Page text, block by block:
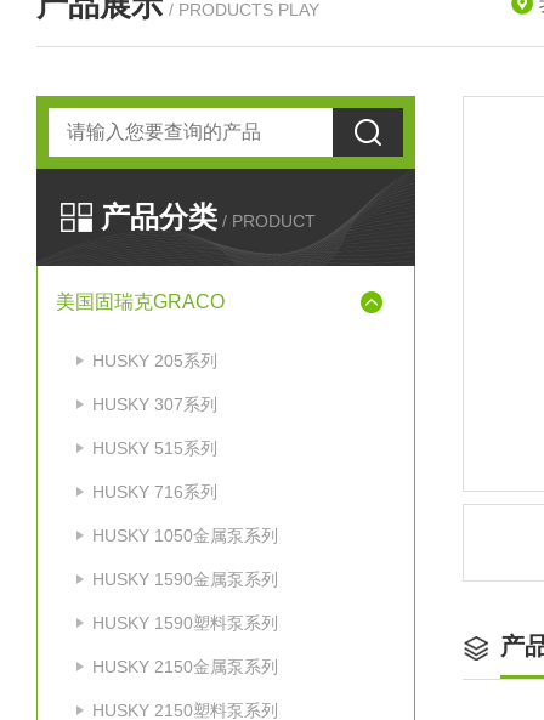
/ PRODUCTS PLAY
产品分类 / PRODUCT
美国固瑞克GRACO
HUSKY 205系列
HUSKY 307系列
HUSKY 515系列
HUSKY 716系列
HUSKY 1050金属泵系列
HUSKY 1590金属泵系列
HUSKY 1590塑料泵系列
HUSKY 2150金属泵系列
HUSKY 2150塑料泵系列
产